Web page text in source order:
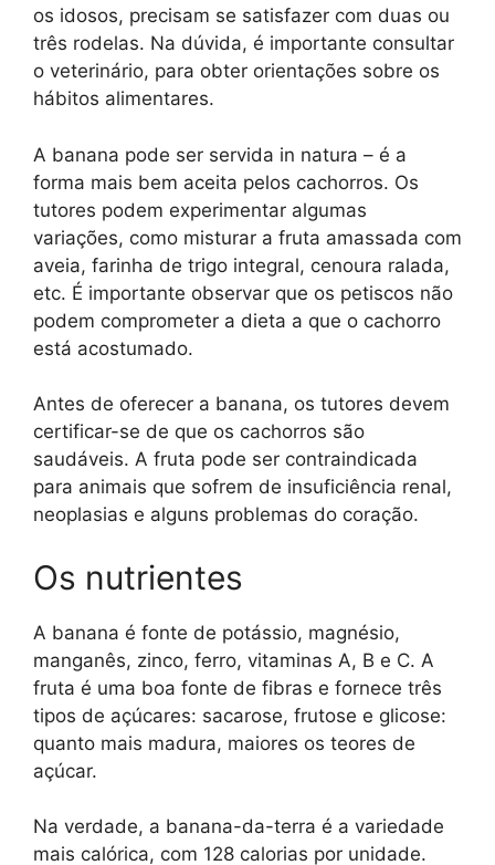
os idosos, precisam se satisfazer com duas ou
três rodelas. Na dúvida, é importante consultar
o veterinário, para obter orientações sobre os
hábitos alimentares.
A banana pode ser servida in natura – é a
forma mais bem aceita pelos cachorros. Os
tutores podem experimentar algumas
variações, como misturar a fruta amassada com
aveia, farinha de trigo integral, cenoura ralada,
etc. É importante observar que os petiscos não
podem comprometer a dieta a que o cachorro
está acostumado.
Antes de oferecer a banana, os tutores devem
certificar-se de que os cachorros são
saudáveis. A fruta pode ser contraindicada
para animais que sofrem de insuficiência renal,
neoplasias e alguns problemas do coração.
Os nutrientes
A banana é fonte de potássio, magnésio,
manganês, zinco, ferro, vitaminas A, B e C. A
fruta é uma boa fonte de fibras e fornece três
tipos de açúcares: sacarose, frutose e glicose:
quanto mais madura, maiores os teores de
açúcar.
Na verdade, a banana-da-terra é a variedade
mais calórica, com 128 calorias por unidade.